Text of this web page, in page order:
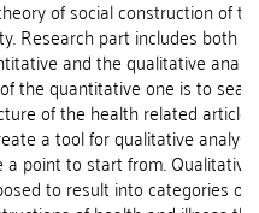
of social construction of
Research part includes both
and the qualitative
the quantitative one is to
of the health related
a tool for qualitative
a point to start from.
to result into categories of